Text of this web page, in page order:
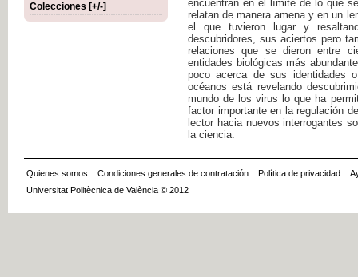
Colecciones [+/-]
encuentran en el límite de lo que
relatan de manera amena y en un
el que tuvieron lugar y
descubridores, sus aciertos pero
relaciones que se dieron entre
entidades biológicas más
poco acerca de sus identidades
océanos está revelando
mundo de los virus lo que ha
factor importante en la regulación
lector hacia nuevos interrogantes
la ciencia.
Quienes somos :: Condiciones generales de contratación :: Política de privacidad ::
Universitat Politècnica de València © 2012